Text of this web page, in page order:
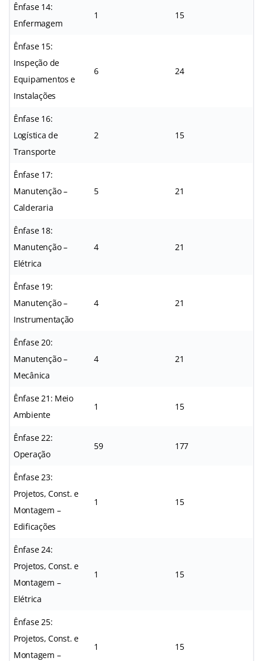
Ênfase 14:
Enfermagem
1 15
Ênfase 15:
Inspeção de
Equipamentos e
Instalações
6 24
Ênfase 16:
Logística de
Transporte
2 15
Ênfase 17:
Manutenção –
Calderaria
5 21
Ênfase 18:
Manutenção –
Elétrica
4 21
Ênfase 19:
Manutenção –
Instrumentação
4 21
Ênfase 20:
Manutenção –
Mecânica
4 21
Ênfase 21: Meio
Ambiente
1 15
Ênfase 22:
Operação
59 177
Ênfase 23:
Projetos, Const. e
Montagem –
Edificações
1 15
Ênfase 24:
Projetos, Const. e
Montagem –
Elétrica
1 15
Ênfase 25:
Projetos, Const. e
Montagem –
1 15